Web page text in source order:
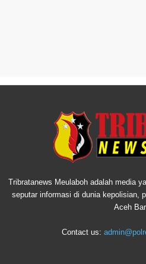
Tribratanews Meulaboh adalah media
seputar informasi di dunia kepolisian,
Aceh
Contact us: